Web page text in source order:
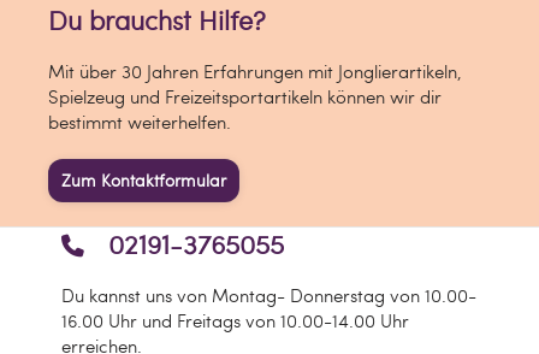
Du brauchst Hilfe?
Mit über 30 Jahren Erfahrungen mit Jonglierartikeln,
Spielzeug und Freizeitsportartikeln können wir dir
bestimmt weiterhelfen.
Zum Kontaktformular
02191-3765055
Du kannst uns von Montag- Donnerstag von 10.00-
16.00 Uhr und Freitags von 10.00-14.00 Uhr
erreichen.